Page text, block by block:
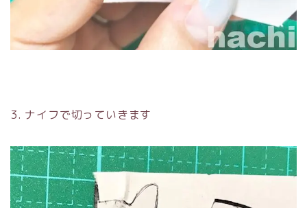
3. ナイフで切っていきます